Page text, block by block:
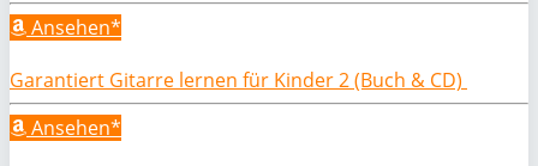
Ansehen*
Garantiert Gitarre lernen für Kinder 2 (Buch & CD)
Ansehen*